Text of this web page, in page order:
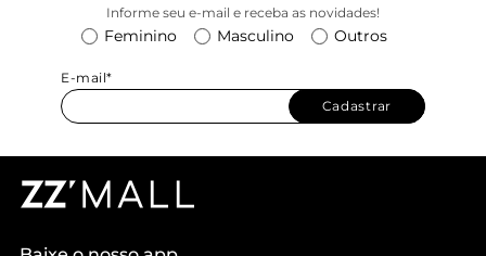
Informe seu e-mail e receba as novidades!
Feminino Masculino Outros
E-mail*
Cadastrar